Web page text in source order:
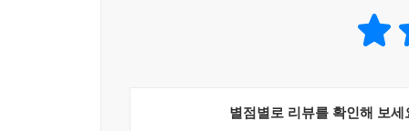
별점별로 리뷰를 확인해 보세